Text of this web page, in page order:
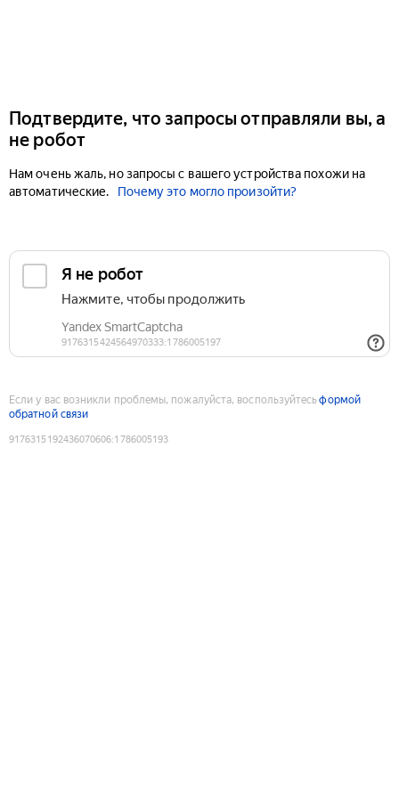
Подтвердите, что запросы отправляли вы, а
не робот
Нам очень жаль, но запросы с вашего устройства похожи на
автоматические.
Почему это могло произойти?
Если у вас возникли проблемы, пожалуйста, воспользуйтесьформой
обратной связи
9176315192436070606:1786005193